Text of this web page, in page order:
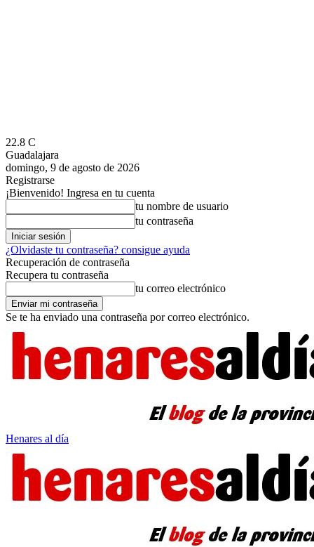
22.8 C
Guadalajara
domingo, 9 de agosto de 2026
Registrarse
¡Bienvenido! Ingresa en tu cuenta
tu nombre de usuario
tu contraseña
¿Olvidaste tu contraseña? consigue ayuda
Recuperación de contraseña
Recupera tu contraseña
tu correo electrónico
Se te ha enviado una contraseña por correo electrónico.
Henares al día